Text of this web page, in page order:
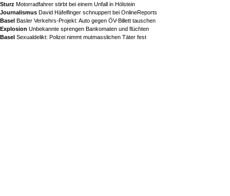
Sturz Motorradfahrer stirbt bei einem Unfall in Hölstein
Journalismus David Häfelfinger schnuppert bei OnlineReports
Basel Basler Verkehrs-Projekt: Auto gegen ÖV-Billett tauschen
Explosion Unbekannte sprengen Bankomaten und flüchten
Basel Sexualdelikt: Polizei nimmt mutmasslichen Täter fest